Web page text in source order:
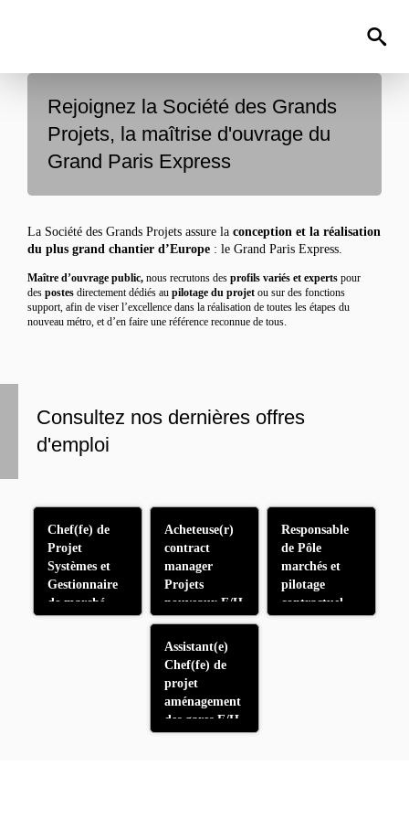
Rejoignez la Société des Grands
Projets, la maîtrise d'ouvrage du
Grand Paris Express
La Société des Grands Projets assure la conception et la réalisation
du plus grand chantier d’Europe : le Grand Paris Express.
Maître d’ouvrage public, nous recrutons des profils variés et experts pour
des postes directement dédiés au pilotage du projet ou sur des fonctions
support, afin de viser l’excellence dans la réalisation de toutes les étapes du
nouveau métro, et d’en faire une référence reconnue de tous.
Consultez nos dernières offres
d'emploi
Chef(fe) de
Projet
Systèmes et
Gestionnaire
de marché
Acheteuse(r)
contract
manager
Projets
nouveaux F/H
Responsable
de Pôle
marchés et
pilotage
contractuel
Assistant(e)
Chef(fe) de
projet
aménagement
des gares F/H